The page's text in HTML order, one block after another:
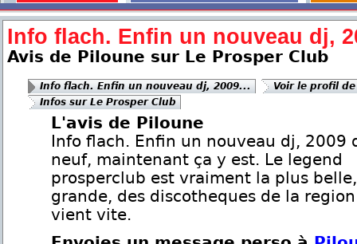
Info flach. Enfin un nouveau dj,
Avis de Piloune sur Le Prosper Club
Info flach. Enfin un nouveau dj, 2009...
Voir le profil
Infos sur Le Prosper Club
L'avis de Piloune
Info flach. Enfin un nouveau dj, 2009
neuf, maintenant ça y est. Le legend
prosperclub est vraiment la plus
grande, des discotheques de la
vient vite.